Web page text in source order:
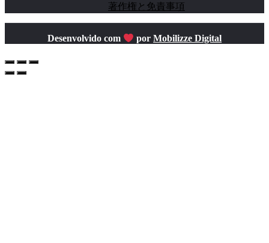
著作権と免責事項
Desenvolvido com porMobilizze Digital